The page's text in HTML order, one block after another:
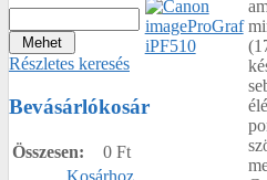
Részletes keresés
Bevásárlókosár
Összesen:
0 Ft